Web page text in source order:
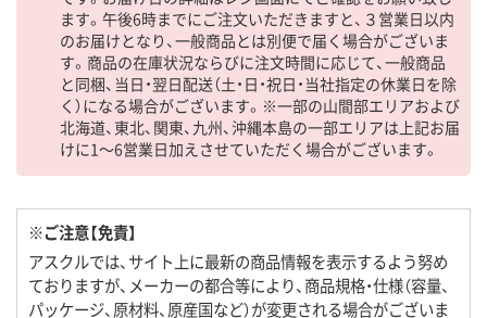
ます。午後6時までにご注文いただきますと、３営業日以内
のお届けとなり、一般商品とは別便で届く場合がございま
す。商品の在庫状況ならびに注文時間に応じて、一般商品
と同梱、当日・翌日配送（土・日・祝日・当社指定の休業日を除
く）になる場合がございます。※一部の山間部エリアおよび
北海道、東北、関東、九州、沖縄本島の一部エリアは上記お届
けに1～6営業日加えさせていただく場合がございます。
※ご注意【免責】
アスクルでは、サイト上に最新の商品情報を表示するよう努め
ておりますが、メーカーの都合等により、商品規格・仕様（容量、
パッケージ、原材料、原産国など）が変更される場合がございま